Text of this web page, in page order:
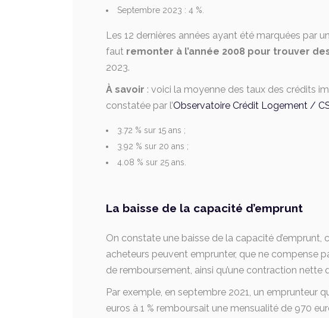
Septembre 2023 : 4 %.
Les 12 dernières années ayant été marquées par
faut remonter à l’année 2008 pour trouver
2023.
À savoir : voici la moyenne des taux des crédits
constatée par l’Observatoire Crédit Logement /
3.72 % sur 15 ans ;
3.92 % sur 20 ans ;
4.08 % sur 25 ans.
La baisse de la capacité d’emprunt
On constate une baisse de la capacité d’emprunt,
acheteurs peuvent emprunter, que ne compense
de remboursement, ainsi qu’une contraction
Par exemple, en septembre 2021, un emprunteur
euros à 1 % remboursait une mensualité de 970